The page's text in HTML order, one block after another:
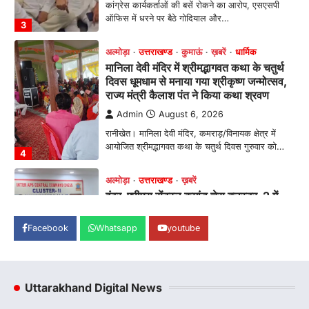
4
रानीखेत। मानिला देवी मंदिर, कमराड़/विनायक क्षेत्र में
आयोजित श्रीमद्भागवत कथा के चतुर्थ दिवस गुरुवार को…
1
अल्मोड़ा उत्तराखण्ड ख़बरें
इंटर-एपीएस सेंट्रल कमांड चेस क्लस्टर-2 में
याग्यिका कुंद्रा ने लहराया परचम, अंडर-14 वर्ग
में हासिल किया प्रथम स्थान
Admin August 8, 2026
रानीखेत। आर्मी पब्लिक स्कूल रानीखेत की प्रतिभाशाली
छात्रा याग्यिका कुंद्रा ने अपनी शानदार शतरंज प्रतिभा…
उत्तराखण्ड कुमाऊं ख़बरें
हल्द्वानी में खड़गे का हुंकार, नौकरियों से लेकर
Admin August 8, 2026
हुए कांग्रेस के राष्ट्रीय अध्यक्ष मल्लिकार्जुन…
उत्तराखण्ड कुमाऊं
Facebook Whatsapp youtube
Uttarakhand Digital News